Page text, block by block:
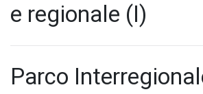
e regionale (I)
Parco